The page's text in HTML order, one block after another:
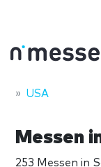
USA
Messen
253 Messen in